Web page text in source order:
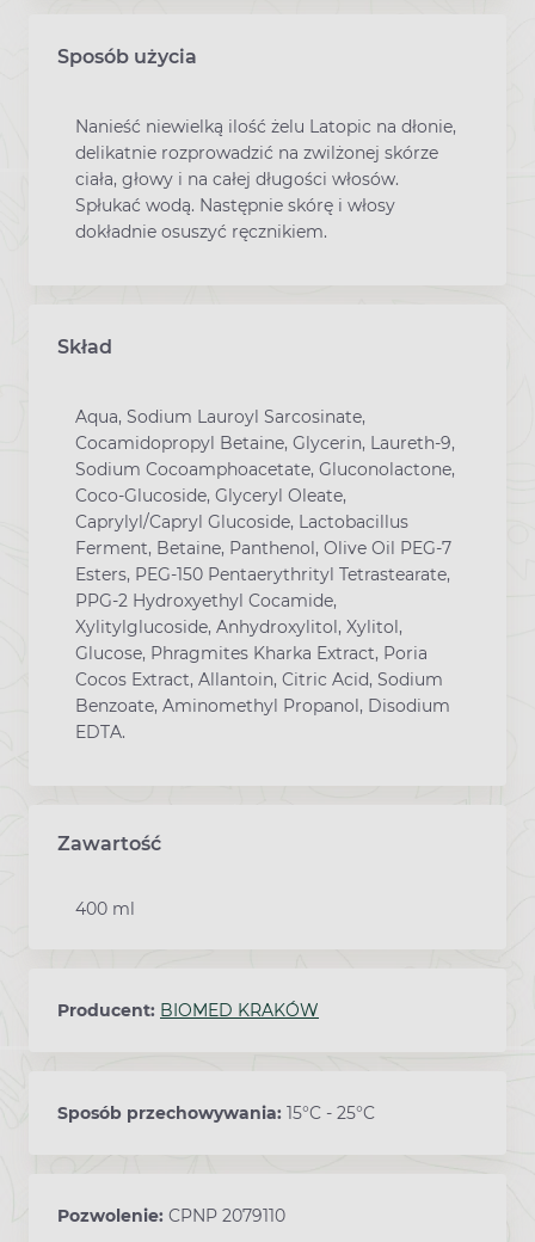
Sposób użycia
Nanieść niewielką ilość żelu Latopic na dłonie,
delikatnie rozprowadzić na zwilżonej skórze
ciała, głowy i na całej długości włosów.
Spłukać wodą. Następnie skórę i włosy
dokładnie osuszyć ręcznikiem.
Skład
Aqua, Sodium Lauroyl Sarcosinate,
Cocamidopropyl Betaine, Glycerin, Laureth-9,
Sodium Cocoamphoacetate, Gluconolactone,
Coco-Glucoside, Glyceryl Oleate,
Caprylyl/Capryl Glucoside, Lactobacillus
Ferment, Betaine, Panthenol, Olive Oil PEG-7
Esters, PEG-150 Pentaerythrityl Tetrastearate,
PPG-2 Hydroxyethyl Cocamide,
Xylitylglucoside, Anhydroxylitol, Xylitol,
Glucose, Phragmites Kharka Extract, Poria
Cocos Extract, Allantoin, Citric Acid, Sodium
Benzoate, Aminomethyl Propanol, Disodium
EDTA.
Zawartość
400 ml
Producent: BIOMED KRAKÓW
Sposób przechowywania: 15°C - 25°C
Pozwolenie: CPNP 2079110